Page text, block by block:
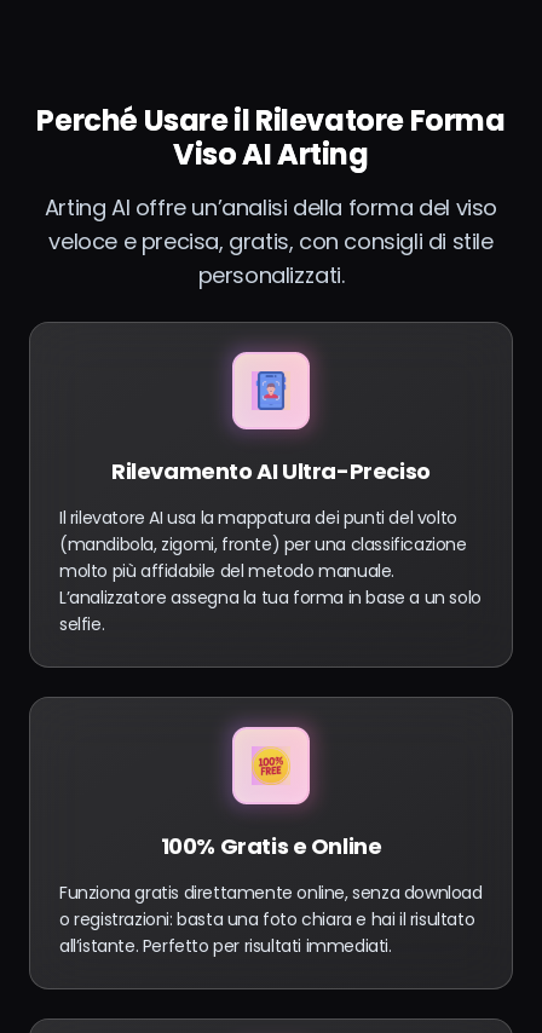
Perché Usare il Rilevatore Forma
Viso AI Arting
Arting AI offre un’analisi della forma del viso
veloce e precisa, gratis, con consigli di stile
personalizzati.
Rilevamento AI Ultra-Preciso
Il rilevatore AI usa la mappatura dei punti del volto
(mandibola, zigomi, fronte) per una classificazione
molto più affidabile del metodo manuale.
L’analizzatore assegna la tua forma in base a un solo
selfie.
100% Gratis e Online
Funziona gratis direttamente online, senza download
o registrazioni: basta una foto chiara e hai il risultato
all’istante. Perfetto per risultati immediati.